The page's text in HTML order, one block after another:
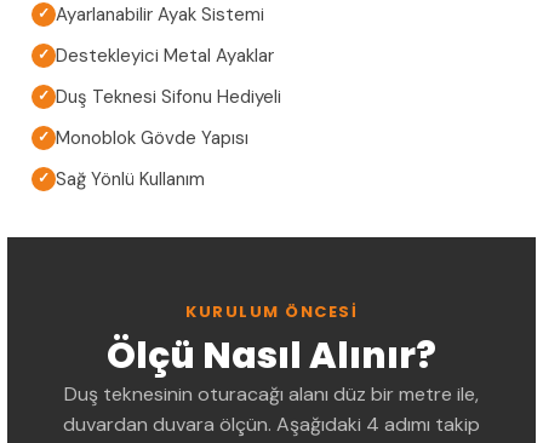
✓ Ayarlanabilir Ayak Sistemi
✓ Destekleyici Metal Ayaklar
✓ Duş Teknesi Sifonu Hediyeli
✓ Monoblok Gövde Yapısı
✓ Sağ Yönlü Kullanım
KURULUM ÖNCESI
Ölçü Nasıl Alınır?
Duş teknesinin oturacağı alanı düz bir metre ile,
duvardan duvara ölçün. Aşağıdaki 4 adımı takip